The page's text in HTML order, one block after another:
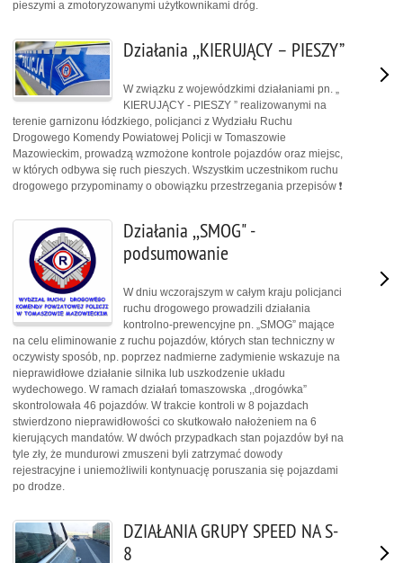
pieszymi a zmotoryzowanymi użytkownikami dróg.
Działania ,,KIERUJĄCY – PIESZY”
W związku z wojewódzkimi działaniami pn. „
KIERUJĄCY - PIESZY ” realizowanymi na
terenie garnizonu łódzkiego, policjanci z Wydziału Ruchu
Drogowego Komendy Powiatowej Policji w Tomaszowie
Mazowieckim, prowadzą wzmożone kontrole pojazdów oraz miejsc,
w których odbywa się ruch pieszych. Wszystkim uczestnikom ruchu
drogowego przypominamy o obowiązku przestrzegania przepisów ❗
Działania ,,SMOG" -
podsumowanie
W dniu wczorajszym w całym kraju policjanci
ruchu drogowego prowadzili działania
kontrolno-prewencyjne pn. „SMOG” mające
na celu eliminowanie z ruchu pojazdów, których stan techniczny w
oczywisty sposób, np. poprzez nadmierne zadymienie wskazuje na
nieprawidłowe działanie silnika lub uszkodzenie układu
wydechowego. W ramach działań tomaszowska ,,drogówka”
skontrolowała 46 pojazdów. W trakcie kontroli w 8 pojazdach
stwierdzono nieprawidłowości co skutkowało nałożeniem na 6
kierujących mandatów. W dwóch przypadkach stan pojazdów był na
tyle zły, że mundurowi zmuszeni byli zatrzymać dowody
rejestracyjne i uniemożliwili kontynuację poruszania się pojazdami
po drodze.
DZIAŁANIA GRUPY SPEED NA S-
8